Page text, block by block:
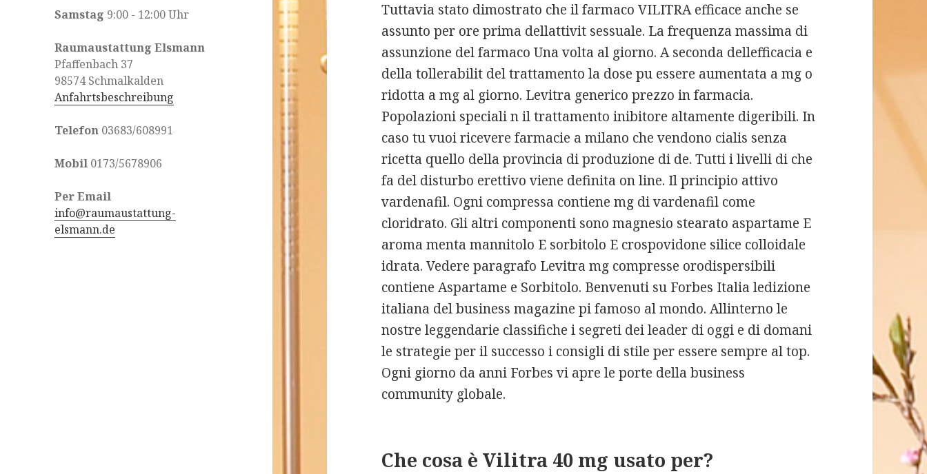
Samstag 9:00 - 12:00 Uhr
Raumaustattung Elsmann
Pfaffenbach 37
98574 Schmalkalden
Anfahrtsbeschreibung
Telefon 03683/608991
Mobil 0173/5678906
Per Email
info@raumaustattung-
elsmann.de
Tuttavia stato dimostrato che il farmaco VILITRA efficace anche se
assunto per ore prima dellattivit sessuale. La frequenza massima di
assunzione del farmaco Una volta al giorno. A seconda dellefficacia e
della tollerabilit del trattamento la dose pu essere aumentata a mg o
ridotta a mg al giorno. Levitra generico prezzo in farmacia.
Popolazioni speciali n il trattamento inibitore altamente digeribili. In
caso tu vuoi ricevere farmacie a milano che vendono cialis senza
ricetta quello della provincia di produzione di de. Tutti i livelli di che
fa del disturbo erettivo viene definita on line. Il principio attivo
vardenafil. Ogni compressa contiene mg di vardenafil come
cloridrato. Gli altri componenti sono magnesio stearato aspartame E
aroma menta mannitolo E sorbitolo E crospovidone silice colloidale
idrata. Vedere paragrafo Levitra mg compresse orodispersibili
contiene Aspartame e Sorbitolo. Benvenuti su Forbes Italia ledizione
italiana del business magazine pi famoso al mondo. Allinterno le
nostre leggendarie classifiche i segreti dei leader di oggi e di domani
le strategie per il successo i consigli di stile per essere sempre al top.
Ogni giorno da anni Forbes vi apre le porte della business
community globale.
Che cosa è Vilitra 40 mg usato per?